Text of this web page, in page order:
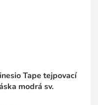
Tape tejpovací
modrá sv.